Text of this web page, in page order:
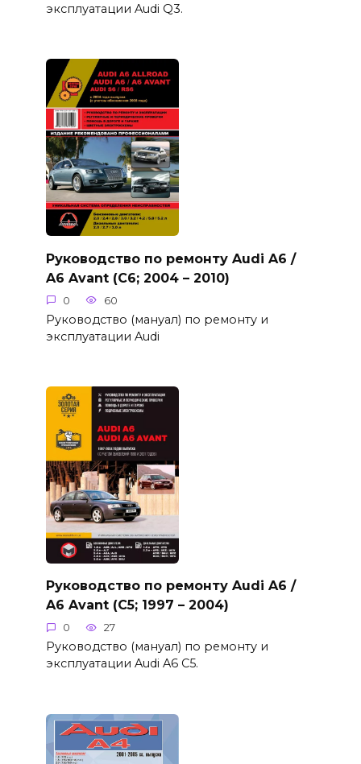
эксплуатации Audi Q3.
Руководство по ремонту Audi A6 /
A6 Avant (C6; 2004 – 2010)
0 60
Руководство (мануал) по ремонту и
эксплуатации Audi
Руководство по ремонту Audi A6 /
A6 Avant (C5; 1997 – 2004)
0 27
Руководство (мануал) по ремонту и
эксплуатации Audi A6 C5.